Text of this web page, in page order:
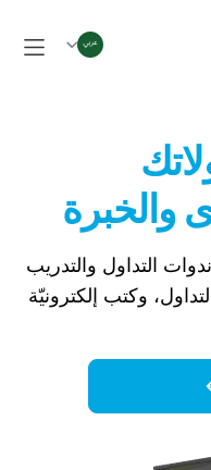
والخبرة
التداول والتدريب
وكتب إلكترونيّة